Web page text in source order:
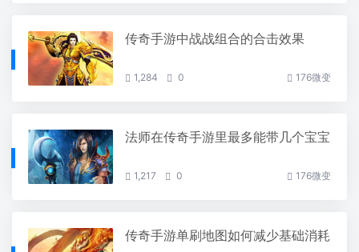
传奇手游中战战组合的合击效果
1,284 0 176微变
法师在传奇手游里最多能带几个宝宝
1,217 0 176微变
传奇手游单刷地图如何减少基础消耗